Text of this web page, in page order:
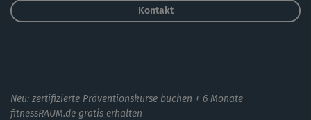
Kontakt
Neu: zertifizierte Präventionskurse buchen + 6 Monate
fitnessRAUM.de gratis erhalten